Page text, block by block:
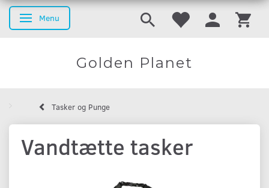
Basculer la navigation
Menu
Golden Planet
Tasker og Punge
Vandtætte tasker